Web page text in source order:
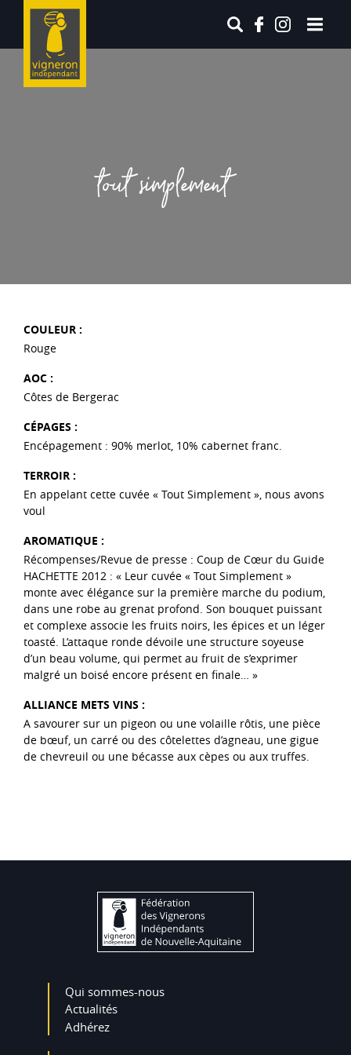
tout simplement
COULEUR :
Rouge
AOC :
Côtes de Bergerac
CÉPAGES :
Encépagement : 90% merlot, 10% cabernet franc.
TERROIR :
En appelant cette cuvée « Tout Simplement », nous avons
voul
AROMATIQUE :
Récompenses/Revue de presse : Coup de Cœur du Guide
HACHETTE 2012 : « Leur cuvée « Tout Simplement »
monte avec élégance sur la première marche du podium,
dans une robe au grenat profond. Son bouquet puissant
et complexe associe les fruits noirs, les épices et un léger
toasté. L’attaque ronde dévoile une structure soyeuse
d’un beau volume, qui permet au fruit de s’exprimer
malgré un boisé encore présent en finale… »
ALLIANCE METS VINS :
A savourer sur un pigeon ou une volaille rôtis, une pièce
de bœuf, un carré ou des côtelettes d’agneau, une gigue
de chevreuil ou une bécasse aux cèpes ou aux truffes.
Qui sommes-nous
Actualités
Adhérez